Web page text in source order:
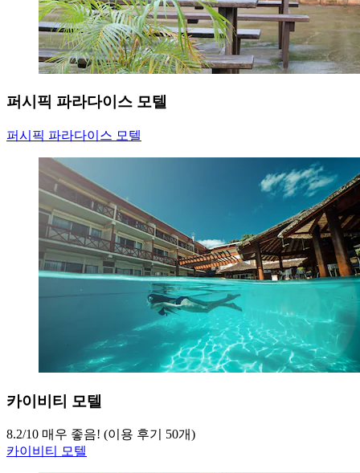
퍼시픽 파라다이스 모텔
퍼시픽 파라다이스 모텔
카이비티 모텔
8.2/10 매우 좋음! (이용 후기 50개)
카이비티 모텔